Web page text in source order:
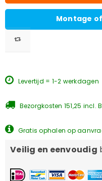
Montage
Levertijd = 1-2 werkdagen
Bezorgkosten 151,25 incl.
Gratis ophalen op
Veilig en eenvoudig